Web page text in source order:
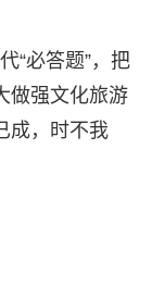
“必答题”，把
做强文化旅游
成，时不我